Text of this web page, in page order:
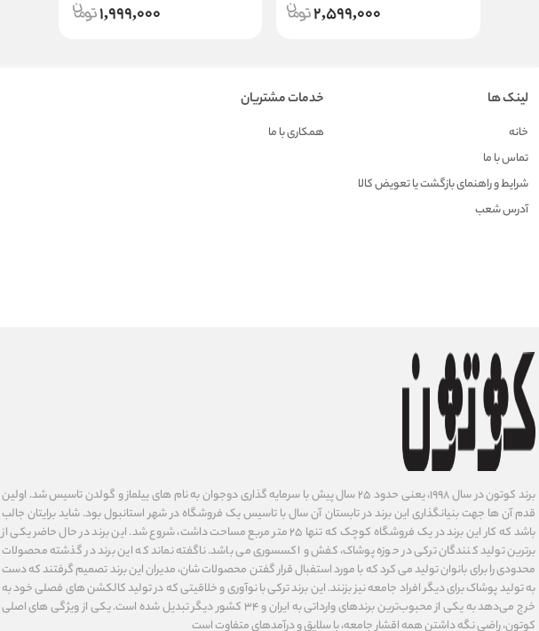
2,599,000
1,999,000
لینک ها
خانه
تماس با ما
شرایط و راهنمای بازگشت یا تعویض کالا
آدرس شعب
خدمات مشتریان
همکاری با ما
برند کوتون در سال ۱۹۹۸، یعنی حدود ۲۵ سال پیش با سرمایه گذاری دوجوان به نام های ییلماز و گولدن تاسیس شد. اولین
قدم آن ها جهت بنیانگذاری این برند در تابستان آن سال با تاسیس یک فروشگاه در شهر استانبول بود. شاید برایتان جالب
باشد که کار این برند در یک فروشگاه کوچک که تنها ۲۵ متر مربع مساحت داشت، شروع شد. این برند در حال حاضر یکی از
برترین تولید کنندگان ترکی در حوزه پوشاک، کفش و اکسسوری می باشد. ناگفته نماند که این برند در گذشته محصولات
محدودی را برای بانوان تولید می کرد که با مورد استفبال قرار گفتن محصولات شان، مدیران این برند تصمیم گرفتند که دست
به تولید پوشاک برای دیگر افراد جامعه نیز بزنند. این برند ترکی با نوآوری ‌و خلاقیتی که در تولید کالکشن های فصلی خود به
خرج می‌دهد به یکی از محبوب‌ترین برندهای وارداتی به ایران و ۳۴ کشور دیگر تبدیل شده‌ است. یکی از ویژگی های اصلی
کوتون، راضی نگه داشتن همه اقشار جامعه، با سلایق و درآمدهای متفاوت است